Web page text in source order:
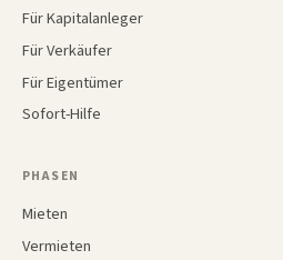
Für Kapitalanleger
Für Verkäufer
Für Eigentümer
Sofort-Hilfe
PHASEN
Mieten
Vermieten